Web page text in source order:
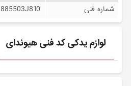
شماره فنی 885503J810
لوازم یدکی کد فنی هیوندای